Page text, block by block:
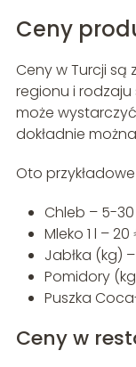
Ceny
Ceny w Turcji są
regionu i rodzaju
może
dokładnie
Oto
Chleb – 5-
Mleko 1 l – 20
Jabłka (kg)
Pomidory
Puszka
Ceny w